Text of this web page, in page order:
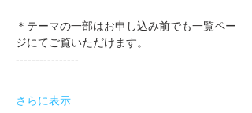
＊テーマの一部はお申し込み前でも一覧ペー
ジにてご覧いただけます。
----------------
さらに表示